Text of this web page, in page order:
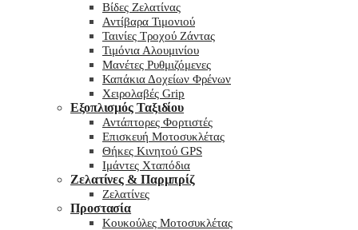
Βίδες Ζελατίνας
Αντίβαρα Τιμονιού
Ταινίες Τροχού Ζάντας
Τιμόνια Αλουμινίου
Μανέτες Ρυθμιζόμενες
Καπάκια Δοχείων Φρένων
Χειρολαβές Grip
Εξοπλισμός Ταξιδίου
Αντάπτορες Φορτιστές
Επισκευή Μοτοσυκλέτας
Θήκες Κινητού GPS
Ιμάντες Χταπόδια
Ζελατίνες & Παρμπρίζ
Ζελατίνες
Προστασία
Κουκούλες Μοτοσυκλέτας